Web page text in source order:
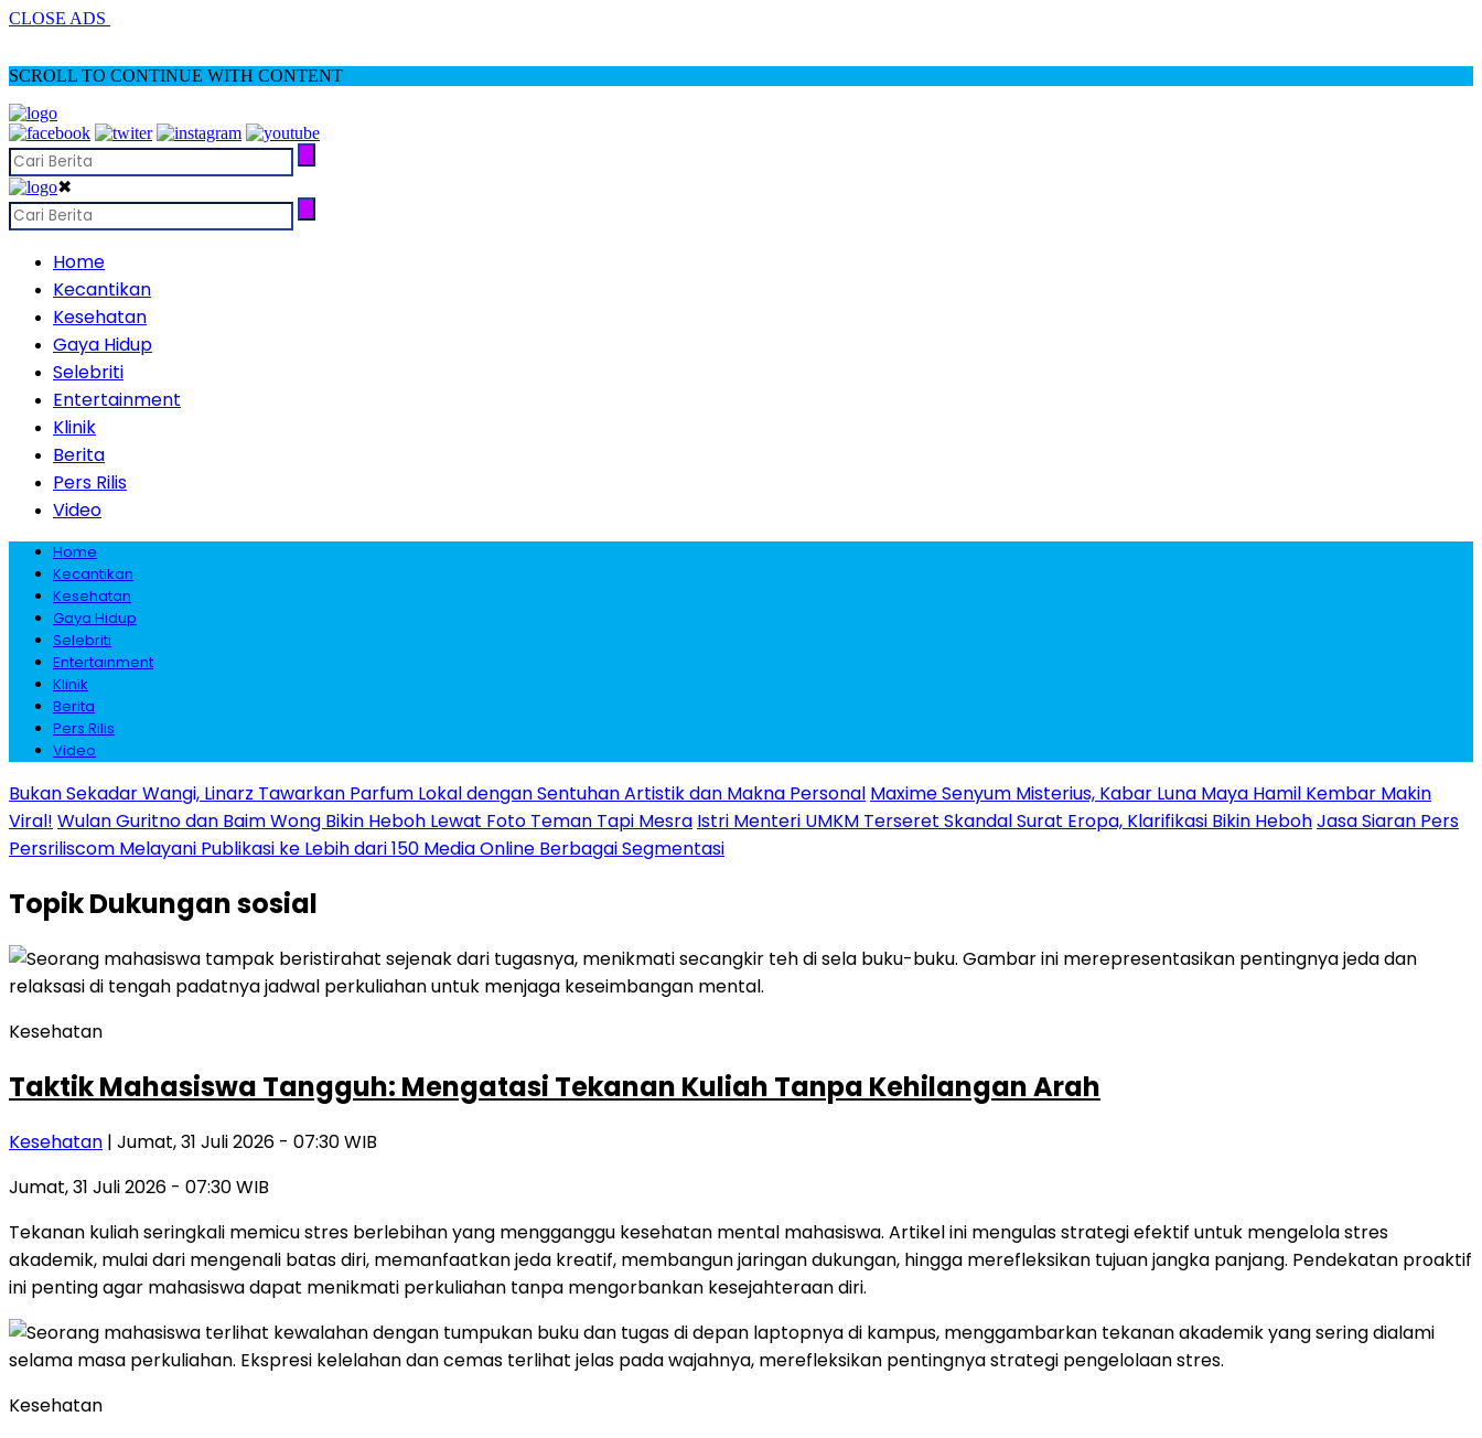
CLOSE ADS
SCROLL TO CONTINUE WITH CONTENT
✖
Home
Kecantikan
Kesehatan
Gaya Hidup
Selebriti
Entertainment
Klinik
Berita
Pers Rilis
Video
Home
Kecantikan
Kesehatan
Gaya Hidup
Selebriti
Entertainment
Klinik
Berita
Pers Rilis
Video
Bukan Sekadar Wangi, Linarz Tawarkan Parfum Lokal dengan Sentuhan Artistik dan Makna Personal Maxime Senyum Misterius, Kabar Luna Maya Hamil Kembar Makin
Viral! Wulan Guritno dan Baim Wong Bikin Heboh Lewat Foto Teman Tapi Mesra Istri Menteri UMKM Terseret Skandal Surat Eropa, Klarifikasi Bikin HebohJasa Siaran Pers
Persriliscom Melayani Publikasi ke Lebih dari 150 Media Online Berbagai Segmentasi
TopikDukungan sosial
Kesehatan
Taktik Mahasiswa Tangguh: Mengatasi Tekanan Kuliah Tanpa Kehilangan Arah
Kesehatan | Jumat, 31 Juli 2026 - 07:30 WIB
Jumat, 31 Juli 2026 - 07:30 WIB
Tekanan kuliah seringkali memicu stres berlebihan yang mengganggu kesehatan mental mahasiswa. Artikel ini mengulas strategi efektif untuk mengelola stres
akademik, mulai dari mengenali batas diri, memanfaatkan jeda kreatif, membangun jaringan dukungan, hingga merefleksikan tujuan jangka panjang. Pendekatan proaktif
ini penting agar mahasiswa dapat menikmati perkuliahan tanpa mengorbankan kesejahteraan diri.
Kesehatan